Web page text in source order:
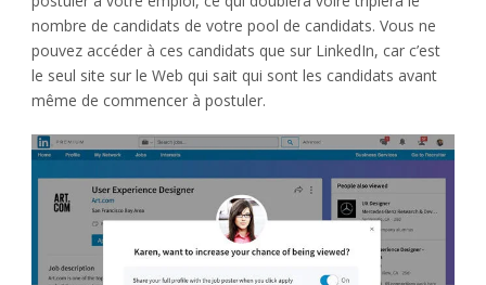
nombre de candidats de votre pool de candidats. Vous ne
pouvez accéder à ces candidats que sur LinkedIn, car c’est
le seul site sur le Web qui sait qui sont les candidats avant
même de commencer à postuler.